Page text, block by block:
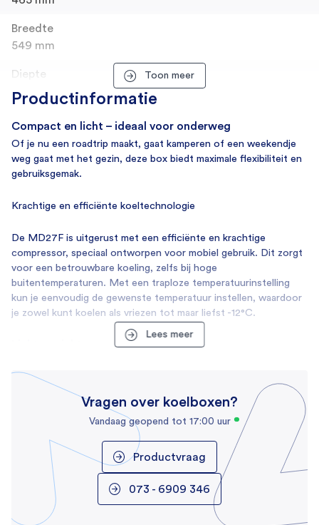
Breedte
549 mm
Diepte
307 mm
Gewicht
SKU
709
EAN
Gewicht
17 kg
Afmetingen
307 × 549 × 465 cm
Aansluitspanning
12/24 Volt
Energieverbruik
32 Watt
Temperatuurbereik
Toon meer
Productinformatie
Compact en licht – ideaal voor onderweg
Of je nu een roadtrip maakt, gaat kamperen of een weekendje
weg gaat met het gezin, deze box biedt maximale flexibiliteit en
gebruiksgemak.
Krachtige en efficiënte koeltechnologie
De MD27F is uitgerust met een efficiënte en krachtige
compressor, speciaal ontworpen voor mobiel gebruik. Dit zorgt
voor een betrouwbare koeling, zelfs bij hoge
buitentemperaturen. Met een traploze temperatuurinstelling
kun je eenvoudig de gewenste temperatuur instellen, waardoor
je zowel kunt koelen als vriezen tot maar liefst -12°C.
Lichtgewicht en energiezuinig
stroomverbruik. Dit maakt het niet alleen een milieuvriendelijke
keuze, maar ook ideaal voor gebruik in situaties waarin je
afhankelijk bent van een beperkte stroomvoorziening, zoals
tijdens het kamperen. De koelbox is bovendien geschikt voor
zonnepanelen, waardoor hij perfect is voor off-grid avonturen.
Gebruiksvriendelijk en veelzijdig
✔ Compact en lichtgewicht – gemakkelijk mee te nemen en te
vervoeren
✔ Geluidsarm – geen storende geluiden tijdens gebruik
Lees meer
Vragen over koelboxen?
Vandaag geopend tot 17:00 uur
Productvraag
073 - 6909 346